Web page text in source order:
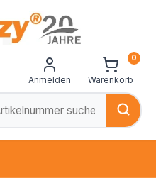
Anmelden Warenkorb
0